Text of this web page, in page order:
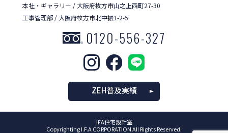
本社・ギャラリー / 大阪府枚方市山之上西町27-30
工事管理部 / 大阪府枚方市北中振1-2-5
0120-556-327
ZEH普及実績
IFA住宅設計室
Copyrighting I.F.A CORPORATION All Rights Reserved.